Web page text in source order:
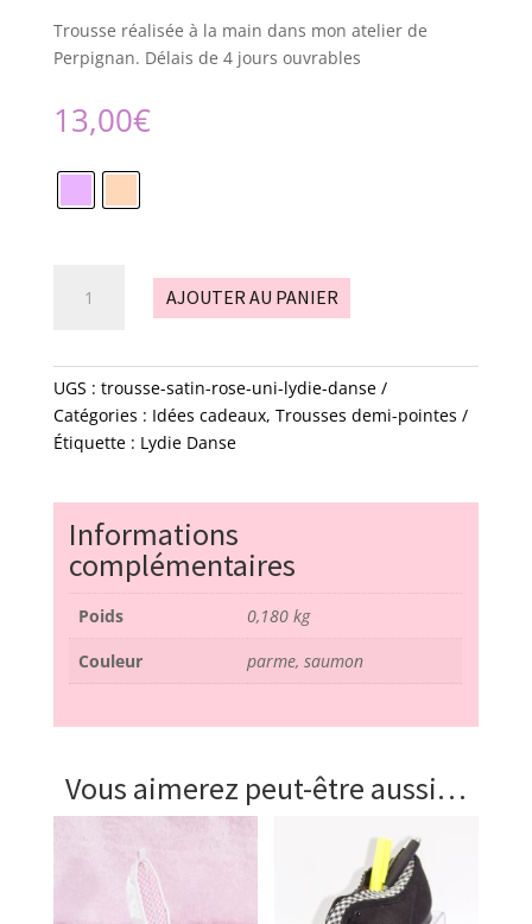
Trousse réalisée à la main dans mon atelier de
Perpignan. Délais de 4 jours ouvrables
13,00€
rose
-
uni
danse
AJOUTER AU PANIER
UGS : trousse-satin-rose-uni-lydie-danse
Catégories : Idées cadeaux, Trousses demi-pointes
Étiquette : Lydie Danse
Informations
complémentaires
Poids
0,180 kg
Couleur
parme, saumon
Vous aimerez peut-être aussi…